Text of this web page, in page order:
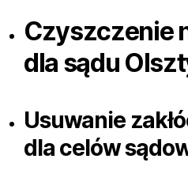
Czyszczenie
dla sądu
Usuwanie
dla celów